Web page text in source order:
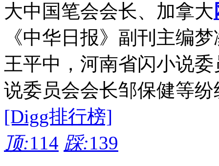
大中国笔会会长、加拿大
《中华日报》副刊主编
王平中，河南省闪小说
说委员会会长邹保健等
[Digg排行榜]
顶:114 踩:139